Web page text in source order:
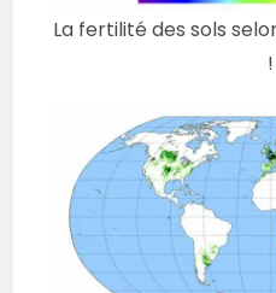
La fertilité des sols
!